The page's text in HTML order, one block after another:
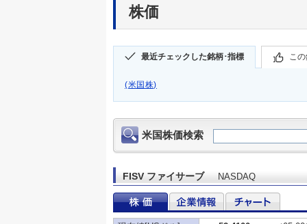
株価
最近チェックした銘柄･指標 こ
(米国株)